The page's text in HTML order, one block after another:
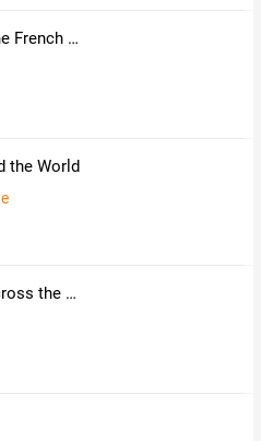
Le blog d'une French girl over the Channel
the World
Barefoot Across the World